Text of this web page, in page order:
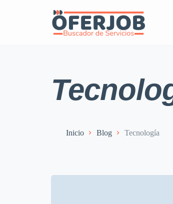
Inicio Blog Tecnología